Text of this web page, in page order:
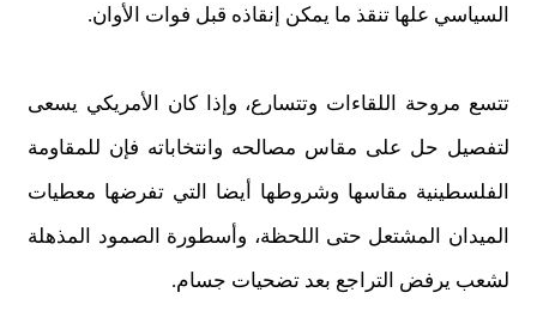
السياسي علها تنقذ ما يمكن نقاذه قبل فوات الأوان.
تتسع مروحة اللقاءات وتتسارع، و ذا كان الأمريكي يسعى
لتفصيل حل على مقاس مصالحه وانتخاباته فإن للمقاومة
الفلسطينية مقاسها وشروطها
يضا التي تفرضها معطيات
الميدان المشتعل حتى اللحظة، و سطورة الصمود المذهلة
لشعب يرفض التراجع بعد تضحيات جسام.